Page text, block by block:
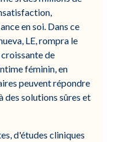
en soi. Dans ce
LE, rompra le
de
féminin, en
peuvent répondre
des solutions sûres et
d'études cliniques